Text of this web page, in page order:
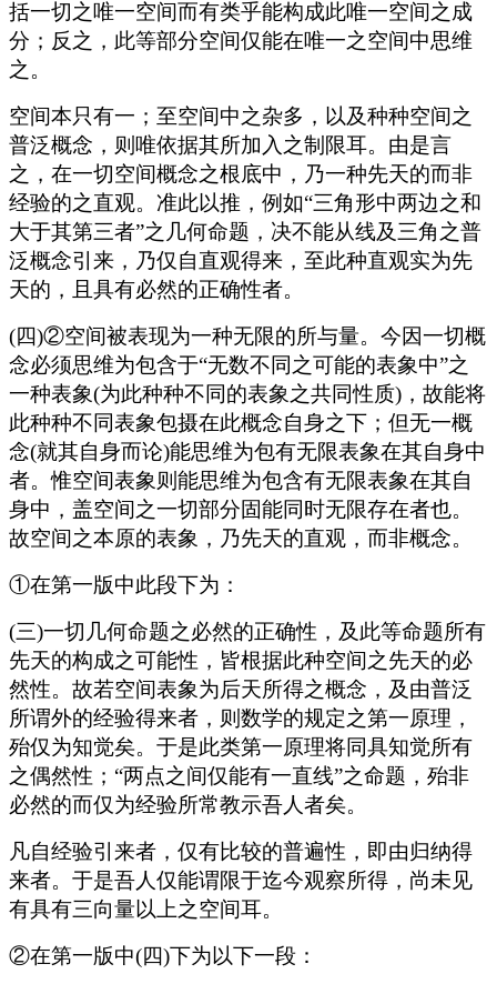
括一切之唯一空间而有类乎能构成此唯一空间之成
分；反之，此等部分空间仅能在唯一之空间中思维
之。
空间本只有一；至空间中之杂多，以及种种空间之
普泛概念，则唯依据其所加入之制限耳。由是言
之，在一切空间概念之根底中，乃一种先天的而非
经验的之直观。准此以推，例如“三角形中两边之和
大于其第三者”之几何命题，决不能从线及三角之普
泛概念引来，乃仅自直观得来，至此种直观实为先
天的，且具有必然的正确性者。
(四)②空间被表现为一种无限的所与量。今因一切概
念必须思维为包含于“无数不同之可能的表象中”之
一种表象(为此种种不同的表象之共同性质)，故能将
此种种不同表象包摄在此概念自身之下；但无一概
念(就其自身而论)能思维为包有无限表象在其自身中
者。惟空间表象则能思维为包含有无限表象在其自
身中，盖空间之一切部分固能同时无限存在者也。
故空间之本原的表象，乃先天的直观，而非概念。
①在第一版中此段下为：
(三)一切几何命题之必然的正确性，及此等命题所有
先天的构成之可能性，皆根据此种空间之先天的必
然性。故若空间表象为后天所得之概念，及由普泛
所谓外的经验得来者，则数学的规定之第一原理，
殆仅为知觉矣。于是此类第一原理将同具知觉所有
之偶然性；“两点之间仅能有一直线”之命题，殆非
必然的而仅为经验所常教示吾人者矣。
凡自经验引来者，仅有比较的普遍性，即由归纳得
来者。于是吾人仅能谓限于迄今观察所得，尚未见
有具有三向量以上之空间耳。
②在第一版中(四)下为以下一段：